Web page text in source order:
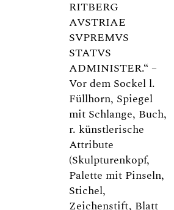
RITBERG
AVSTRIAE
SVPREMVS
STATVS
ADMINISTER.“ –
Vor dem Sockel l.
Füllhorn, Spiegel
mit Schlange, Buch,
r. künstlerische
Attribute
(Skulpturenkopf,
Palette mit Pinseln,
Stichel,
Zeichenstift, Blatt